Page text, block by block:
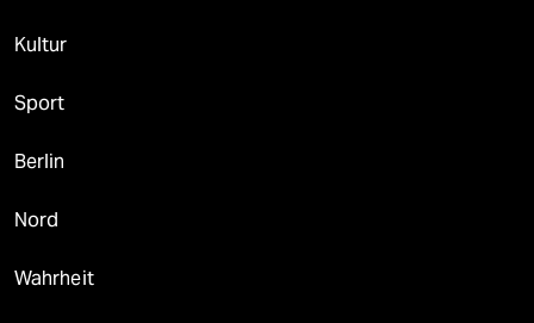
Kultur
Sport
Berlin
Nord
Wahrheit